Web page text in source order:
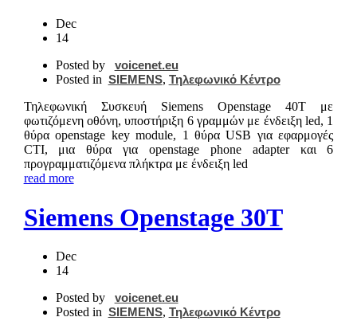
Dec
14
Posted by
voicenet.eu
Posted in SIEMENS, Τηλεφωνικό Κέντρο
Τηλεφωνική Συσκευή Siemens Openstage 40T με
φωτιζόμενη οθόνη, υποστήριξη 6 γραμμών με ένδειξη led, 1
θύρα openstage key module, 1 θύρα USB για εφαρμογές
CTI, μια θύρα για openstage phone adapter και 6
προγραμματιζόμενα πλήκτρα με ένδειξη led
read more
Siemens Openstage 30T
Dec
14
Posted by
voicenet.eu
Posted in SIEMENS, Τηλεφωνικό Κέντρο